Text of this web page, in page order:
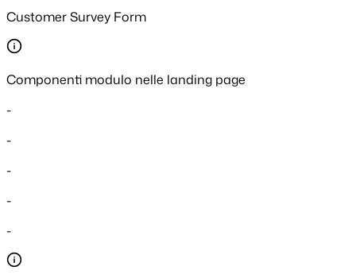
Customer Survey Form
Componenti modulo nelle landing page
-
-
-
-
-